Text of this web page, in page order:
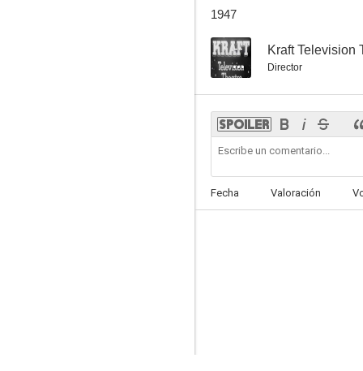
1947
-- Kraft Television
Director
Fecha Valoración